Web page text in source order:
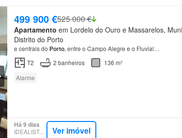
499 900 €525 000 €
Apartamento em Lordelo do Ouro e Massarelos,
Distrito do Porto
e centrais do Porto, entre o Campo Alegre e o Fluvial…
T2
2 banheiros
136 m²
Alarme
Há 9 dias
IDEALISTA.PT Ver imóvel